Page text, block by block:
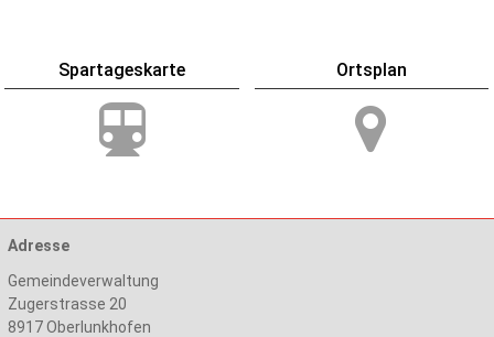
Spartageskarte Ortsplan
Adresse
Gemeindeverwaltung
Zugerstrasse 20
8917 Oberlunkhofen